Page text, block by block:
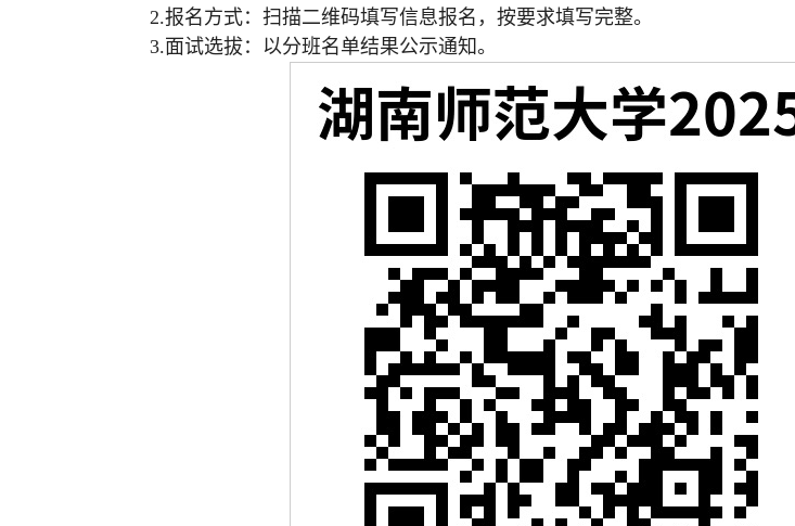
2.报名方式：扫描二维码填写信息报名，按要求填写完整。
3.面试选拔：以分班名单结果公示通知。